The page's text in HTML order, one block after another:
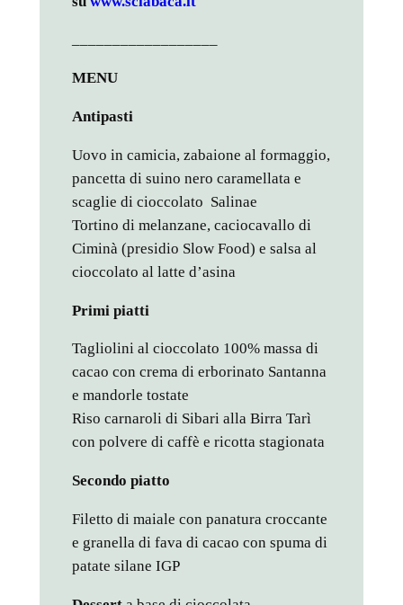
MENU
Antipasti
Uovo in camicia, zabaione al formaggio,
pancetta di suino nero caramellata e
scaglie di cioccolato Salinae
Tortino di melanzane, caciocavallo di
Ciminà (presidio Slow Food) e salsa al
cioccolato al latte d’asina
Primi piatti
Tagliolini al cioccolato 100% massa di
cacao con crema di erborinato Santanna
e mandorle tostate
Riso carnaroli di Sibari alla Birra Tarì
con polvere di caffè e ricotta stagionata
Secondo piatto
Filetto di maiale con panatura croccante
e granella di fava di cacao con spuma di
patate silane IGP